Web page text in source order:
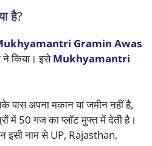
है?
Gramin Awas
किया। इसेMukhyamantri
पास अपना मकान या जमीन नहीं है,
50 गज का प्लॉट मुफ्त में देती है।
इसी नाम से UP, Rajasthan,